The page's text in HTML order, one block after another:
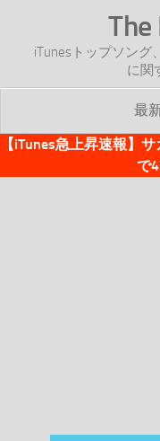
The
iTunesトップソング
に関
最
TOP
注目カテゴリ
【iTunes急上昇速報】
で